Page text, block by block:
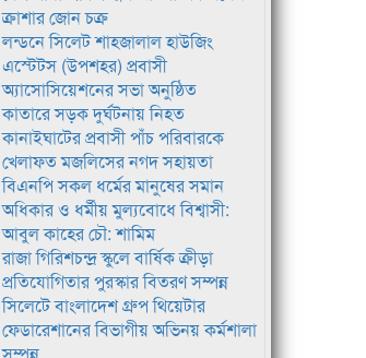
ক্রাশার জোন চক্র
লন্ডনে সিলেট শাহজালাল হাউজিং
এস্টেটস (উপশহর) প্রবাসী
অ্যাসোসিয়েশনের সভা অনুষ্ঠিত
কাতারে সড়ক দুর্ঘটনায় নিহত
কানাইঘাটের প্রবাসী পাঁচ পরিবারকে
খেলাফত মজলিসের নগদ সহায়তা
বিএনপি সকল ধর্মের মানুষের সমান
অধিকার ও ধর্মীয় মুল্যবোধে বিশ্বাসী:
আবুল কাহের চৌ: শামিম
রাজা গিরিশচন্দ্র স্কুলে বার্ষিক ক্রীড়া
প্রতিযোগিতার পুরস্কার বিতরণ সম্পন্ন
সিলেটে বাংলাদেশ গ্রুপ থিয়েটার
ফেডারেশানের বিভাগীয় অভিনয় কর্মশালা